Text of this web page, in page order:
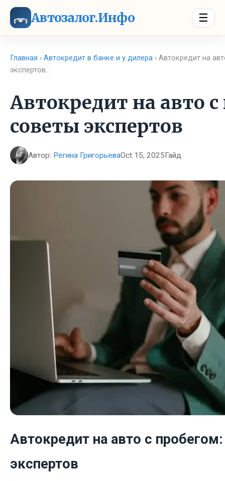
Автозалог.Инфо ☰
Главная › Автокредит в банке и у дилера › Автокредит на
экспертов…
Автокредит на авто
советы экспертов
Автор: Регина ГригорьеваOct 15, 2025Гайд
Автокредит на авто с
экспертов